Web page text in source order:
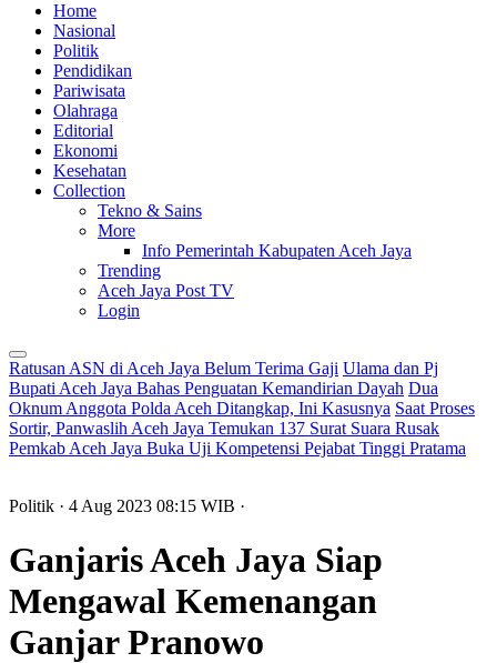
Home
Nasional
Politik
Pendidikan
Pariwisata
Olahraga
Editorial
Ekonomi
Kesehatan
Collection
Tekno & Sains
More
Info Pemerintah Kabupaten Aceh Jaya
Trending
Aceh Jaya Post TV
Login
Ratusan ASN di Aceh Jaya Belum Terima Gaji Ulama dan Pj
Bupati Aceh Jaya Bahas Penguatan Kemandirian Dayah Dua
Oknum Anggota Polda Aceh Ditangkap, Ini Kasusnya Saat Proses
Sortir, Panwaslih Aceh Jaya Temukan 137 Surat Suara Rusak
Pemkab Aceh Jaya Buka Uji Kompetensi Pejabat Tinggi Pratama
Politik · 4 Aug 2023 08:15 WIB ·
Ganjaris Aceh Jaya Siap
Mengawal Kemenangan
Ganjar Pranowo